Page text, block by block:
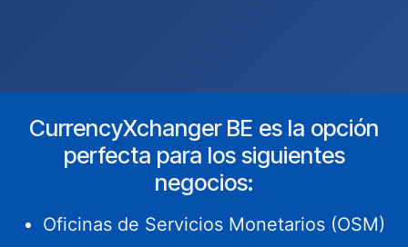
CurrencyXchanger BE es la opción
perfecta para los siguientes
negocios:
Oficinas de Servicios Monetarios (OSM)